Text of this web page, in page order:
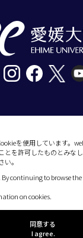
を使用しています。
とを許可したものとみな
い。
By continuing to browse
on cookies.
同意する
I agree.
Matsuyama,
9000
2026 Ehime